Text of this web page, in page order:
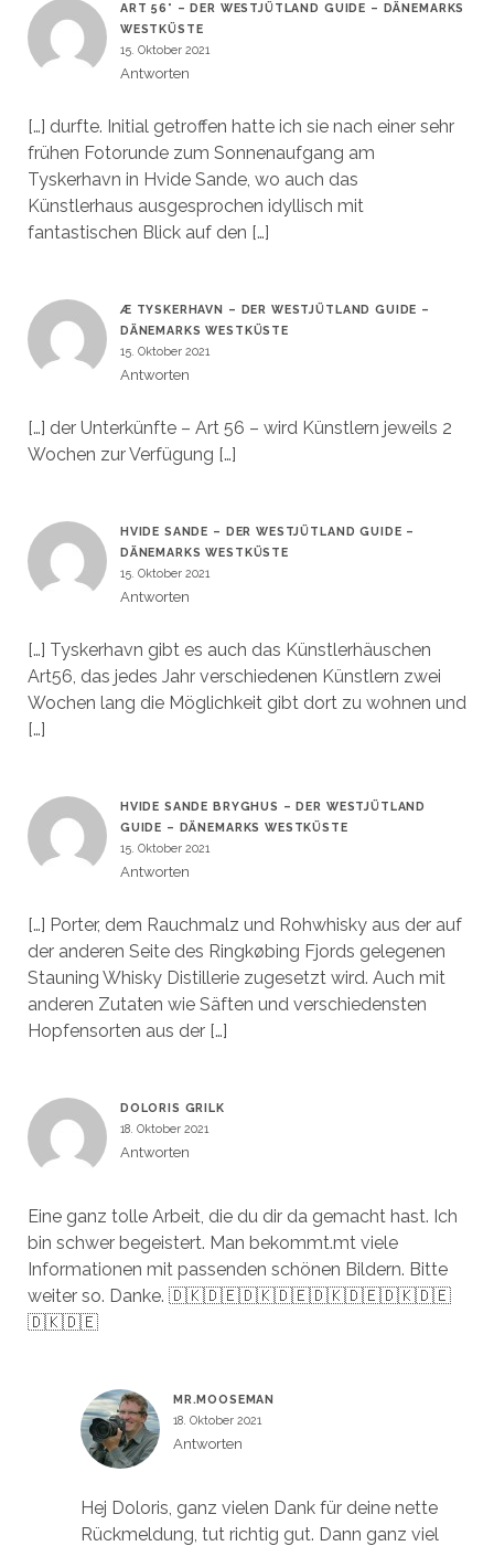
ART 56° – DER WESTJÜTLAND GUIDE – DÄNEMARKS
WESTKÜSTE
15. Oktober 2021
Antworten
[…] durfte. Initial getroffen hatte ich sie nach einer sehr
frühen Fotorunde zum Sonnenaufgang am
Tyskerhavn in Hvide Sande, wo auch das
Künstlerhaus ausgesprochen idyllisch mit
fantastischen Blick auf den […]
Æ TYSKERHAVN – DER WESTJÜTLAND GUIDE –
DÄNEMARKS WESTKÜSTE
15. Oktober 2021
Antworten
[…] der Unterkünfte – Art 56 – wird Künstlern jeweils 2
Wochen zur Verfügung […]
HVIDE SANDE – DER WESTJÜTLAND GUIDE –
DÄNEMARKS WESTKÜSTE
15. Oktober 2021
Antworten
[…] Tyskerhavn gibt es auch das Künstlerhäuschen
Art56, das jedes Jahr verschiedenen Künstlern zwei
Wochen lang die Möglichkeit gibt dort zu wohnen und
[…]
HVIDE SANDE BRYGHUS – DER WESTJÜTLAND
GUIDE – DÄNEMARKS WESTKÜSTE
15. Oktober 2021
Antworten
[…] Porter, dem Rauchmalz und Rohwhisky aus der auf
der anderen Seite des Ringkøbing Fjords gelegenen
Stauning Whisky Distillerie zugesetzt wird. Auch mit
anderen Zutaten wie Säften und verschiedensten
Hopfensorten aus der […]
DOLORIS GRILK
18. Oktober 2021
Antworten
Eine ganz tolle Arbeit, die du dir da gemacht hast. Ich
bin schwer begeistert. Man bekommt.mt viele
Informationen mit passenden schönen Bildern. Bitte
weiter so. Danke. 🇩🇰🇩🇪🇩🇰🇩🇪🇩🇰🇩🇪🇩🇰🇩🇪
🇩🇰🇩🇪
MR.MOOSEMAN
18. Oktober 2021
Antworten
Hej Doloris, ganz vielen Dank für deine nette
Rückmeldung, tut richtig gut. Dann ganz viel